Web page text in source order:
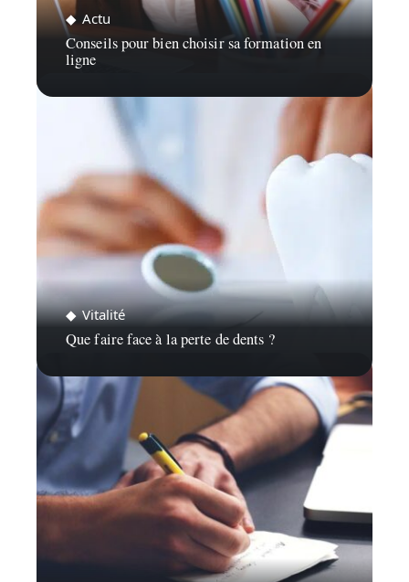
Actu
Conseils pour bien choisir sa formation en
ligne
Vitalité
Que faire face à la perte de dents ?